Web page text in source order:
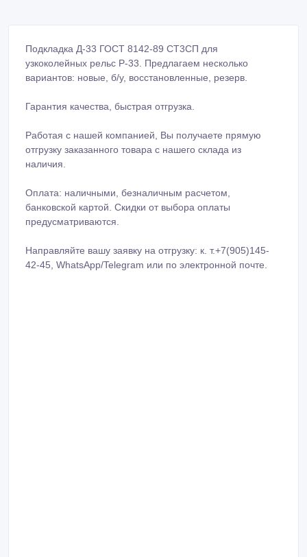
узкоколейных рельс Р-33. Предлагаем несколько
вариантов: новые, б/у, восстановленные, резерв.
отгрузку заказанного товара с нашего склада из
наличия.
банковской картой. Скидки от выбора оплаты
предусматриваются.
42-45, WhatsApp/Telegram или по электронной почте.